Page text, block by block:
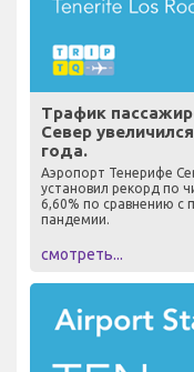
Трафик
Север
года.
Аэропорт Тенерифе
установил рекорд по
6,60% по сравнению с
пандемии.
смотреть...